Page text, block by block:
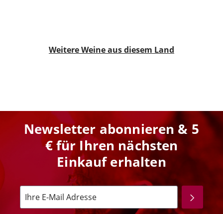
Weitere Weine aus diesem Land
Newsletter abonnieren & 5
€ für Ihren nächsten
Einkauf erhalten